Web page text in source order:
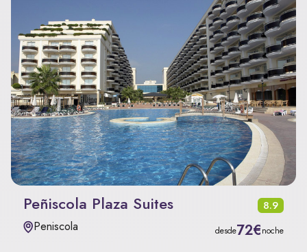
Peñiscola Plaza Suites 8.9
Peniscola desde72€noche